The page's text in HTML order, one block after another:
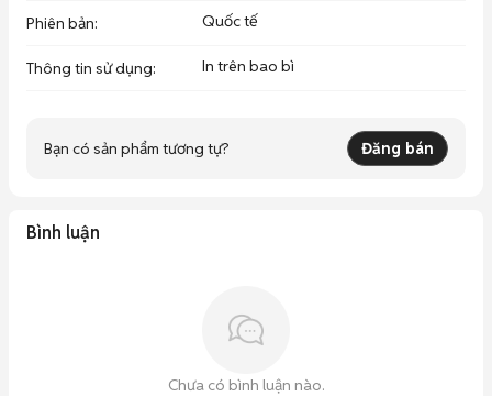
Phiên bản: Quốc tế
Thông tin sử dụng: In trên bao bì
Bạn có sản phẩm tương tự? Đăng bán
Bình luận
Chưa có bình luận nào.